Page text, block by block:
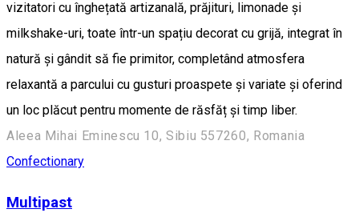
vizitatori cu înghețată artizanală, prăjituri, limonade și
milkshake-uri, toate într-un spațiu decorat cu grijă, integrat în
natură și gândit să fie primitor, completând atmosfera
relaxantă a parcului cu gusturi proaspete și variate și oferind
un loc plăcut pentru momente de răsfăț și timp liber.
Aleea Mihai Eminescu 10, Sibiu 557260, Romania
Confectionary
Multipast